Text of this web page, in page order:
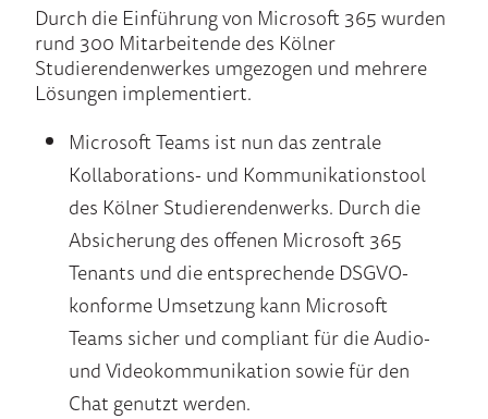
Durch die Einführung von Microsoft 365 wurden
rund 300 Mitarbeitende des Kölner
Studierendenwerkes umgezogen und mehrere
Lösungen implementiert.
Microsoft Teams ist nun das zentrale
Kollaborations- und Kommunikationstool
des Kölner Studierendenwerks. Durch die
Absicherung des offenen Microsoft 365
Tenants und die entsprechende DSGVO-
konforme Umsetzung kann Microsoft
Teams sicher und compliant für die Audio-
und Videokommunikation sowie für den
Chat genutzt werden.